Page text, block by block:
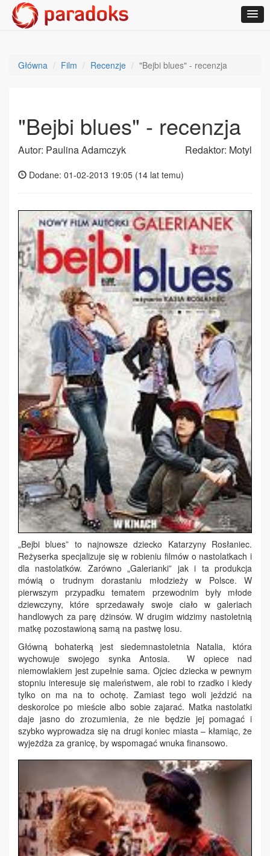
Główna Film Recenzje "Bejbi blues" - recenzja
"Bejbi blues" - recenzja
Autor: Paulina Adamczyk Redaktor: Motyl
Dodane: 01-02-2013 19:05 (14 lat temu)
„Bejbi blues” to najnowsze dziecko Katarzyny Rosłaniec.
Reżyserka specjalizuje się w robieniu filmów o nastolatkach i
dla nastolatków. Zarówno „Galerianki” jak i ta produkcja
mówią o trudnym dorastaniu młodzieży w Polsce. W
pierwszym przypadku tematem przewodnim były młode
dziewczyny, które sprzedawały swoje ciało w galeriach
handlowych za parę dżinsów. W drugim widzimy nastoletnią
matkę pozostawioną samą na pastwę losu.
Główną bohaterką jest siedemnastoletnia Natalia, która
wychowuje swojego synka Antosia. W opiece nad
niemowlakiem jest zupełnie sama. Ojciec dziecka w pewnym
stopniu interesuje się maleństwem, ale robi to rzadko i kiedy
tylko on ma na to ochotę. Zamiast tego woli jeździć na
deskorolce po mieście albo sobie zajarać. Matka nastolatki
daje jasno do zrozumienia, że nie będzie jej pomagać i
szybko wyprowadza się na drugi koniec miasta – kłamiąc, że
wyjeżdża za granicę, by wspomagać wnuka finansowo.